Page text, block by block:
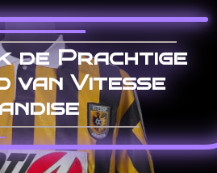
de Prachtige
van Vitesse